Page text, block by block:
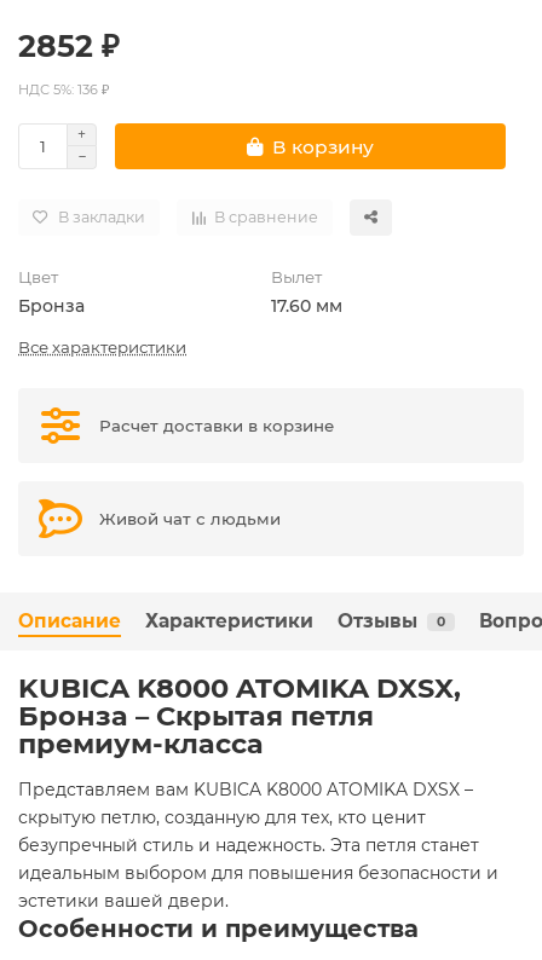
2852 ₽
НДС 5%: 136 ₽
В корзину
В закладки В сравнение
Цвет
Бронза
Вылет
17.60 мм
Все характеристики
Расчет доставки в корзине
Живой чат с людьми
Описание Характеристики Отзывы 0
KUBICA K8000 ATOMIKA DXSX,
Бронза – Скрытая петля
премиум-класса
Представляем вам KUBICA K8000 ATOMIKA DXSX –
скрытую петлю, созданную для тех, кто ценит
безупречный стиль и надежность. Эта петля станет
идеальным выбором для повышения безопасности и
эстетики вашей двери.
Особенности и преимущества